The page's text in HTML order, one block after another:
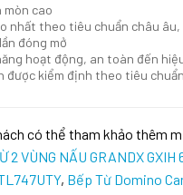
mòn cao
nhất theo tiêu chuẩn châu
đóng mở
hoạt động, an toàn đến
được kiểm định theo tiêu
có thể tham khảo thêm
2 VÙNG NẤU GRANDX GXIH
, Bếp Từ Domino